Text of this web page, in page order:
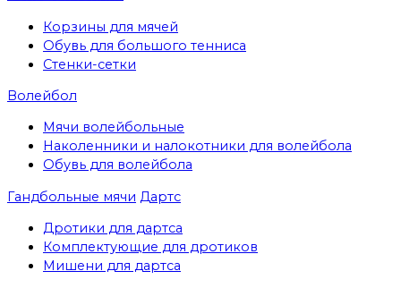
Корзины для мячей
Обувь для большого тенниса
Стенки-сетки
Волейбол
Мячи волейбольные
Наколенники и налокотники для волейбола
Обувь для волейбола
Гандбольные мячи Дартс
Дротики для дартса
Комплектующие для дротиков
Мишени для дартса